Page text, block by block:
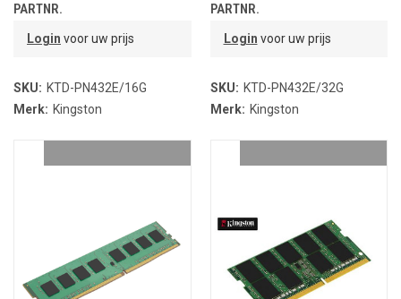
PARTNR.
Login voor uw prijs
SKU: KTD-PN432E/16G
Merk: Kingston
PARTNR.
Login voor uw prijs
SKU: KTD-PN432E/32G
Merk: Kingston